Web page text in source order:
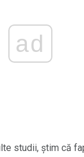
ad
studii, știm că